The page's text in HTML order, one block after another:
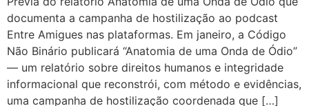
documenta a campanha de hostilização ao podcast
Entre Amigues nas plataformas. Em janeiro, a Código
Não Binário publicará “Anatomia de uma Onda de Ódio”
— um relatório sobre direitos humanos e integridade
informacional que reconstrói, com método e evidências,
uma campanha de hostilização coordenada que […]